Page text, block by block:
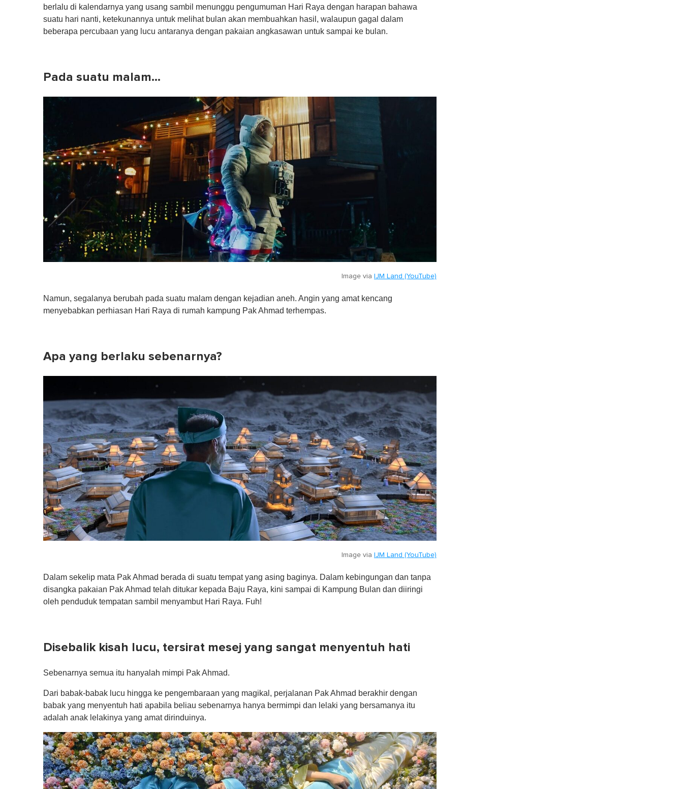
berlalu di kalendarnya yang usang sambil menunggu pengumuman Hari Raya dengan harapan bahawa
suatu hari nanti, ketekunannya untuk melihat bulan akan membuahkan hasil, walaupun gagal dalam
beberapa percubaan yang lucu antaranya dengan pakaian angkasawan untuk sampai ke bulan.
Pada suatu malam…
Image via IJM Land (YouTube)
Namun, segalanya berubah pada suatu malam dengan kejadian aneh. Angin yang amat kencang
menyebabkan perhiasan Hari Raya di rumah kampung Pak Ahmad terhempas.
Apa yang berlaku sebenarnya?
Image via IJM Land (YouTube)
Dalam sekelip mata Pak Ahmad berada di suatu tempat yang asing baginya. Dalam kebingungan dan tanpa
disangka pakaian Pak Ahmad telah ditukar kepada Baju Raya, kini sampai di Kampung Bulan dan diiringi
oleh penduduk tempatan sambil menyambut Hari Raya. Fuh!
Disebalik kisah lucu, tersirat mesej yang sangat menyentuh hati
Sebenarnya semua itu hanyalah mimpi Pak Ahmad.
Dari babak-babak lucu hingga ke pengembaraan yang magikal, perjalanan Pak Ahmad berakhir dengan
babak yang menyentuh hati apabila beliau sebenarnya hanya bermimpi dan lelaki yang bersamanya itu
adalah anak lelakinya yang amat dirinduinya.